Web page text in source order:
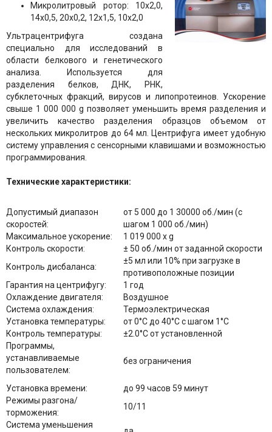
Микролитровый ротор: 10х2,0,
14х0,5, 20х0,2, 12х1,5, 10х2,0
Ультрацентрифуга создана
специально для исследований в
области белкового и генетического
анализа. Используется для
разделения белков, ДНК, РНК,
субклеточных фракций, вирусов и липопротеинов. Ускорение
свыше 1 000 000 g позволяет уменьшить время разделения и
увеличить качество разделения образцов объемом от
нескольких микролитров до 64 мл. Центрифуга имеет удобную
систему управления с сенсорными клавишами и возможностью
программирования.
Технические характеристики:
Допустимый диапазон
скоростей:
от 5 000 до 1 30000 об./мин (с
шагом 1 000 об./мин)
Максимальное ускорение:
1 019 000 х g
Контроль скорости:
± 50 об./мин от заданной скорости
Контроль дисбаланса:
±5 мл или 10% при загрузке в
противоположные позиции
Гарантия на центрифугу:
1 год
Охлаждение двигателя:
Воздушное
Система охлаждения:
Термоэлектрическая
Установка температуры:
от 0°С до 40°С с шагом 1°С
Контроль температуры:
±2.0°С от установленной
Программы,
устанавливаемые
пользователем:
без ограничения
Установка времени:
до 99 часов 59 минут
Режимы разгона/
торможения:
10/11
Система уменьшения